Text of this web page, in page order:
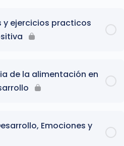
y ejercicios practicos
de la alimentación en
Emociones y